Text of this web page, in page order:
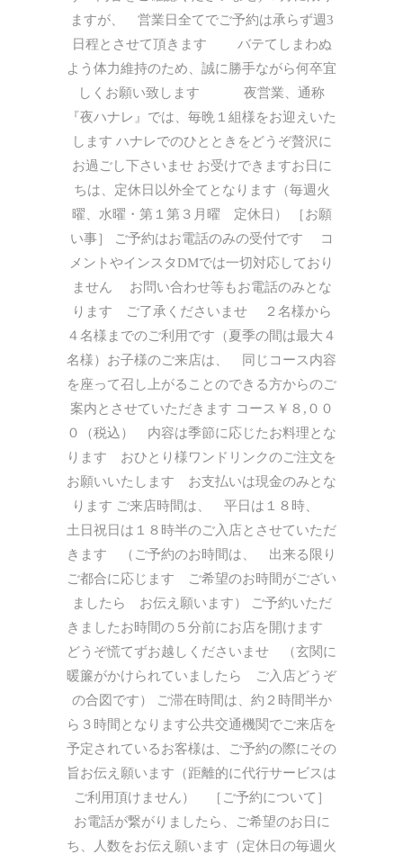
ますが、 営業日全てでご予約は承らず週3
日程とさせて頂きます バテてしまわぬ
よう体力維持のため、誠に勝手ながら何卒宜
しくお願い致します 夜営業、通称
『夜ハナレ』では、毎晩１組様をお迎えいた
します ハナレでのひとときをどうぞ贅沢に
お過ごし下さいませ お受けできますお日に
ちは、定休日以外全てとなります（毎週火
曜、水曜・第１第３月曜 定休日） ［お願
い事］ ご予約はお電話のみの受付です コ
メントやインスタDMでは一切対応しており
ません お問い合わせ等もお電話のみとな
ります ご了承くださいませ ２名様から
４名様までのご利用です（夏季の間は最大４
名様）お子様のご来店は、 同じコース内容
を座って召し上がることのできる方からのご
案内とさせていただきます コース￥８,００
０（税込） 内容は季節に応じたお料理とな
ります おひとり様ワンドリンクのご注文を
お願いいたします お支払いは現金のみとな
ります ご来店時間は、 平日は１８時、
土日祝日は１８時半のご入店とさせていただ
きます （ご予約のお時間は、 出来る限り
ご都合に応じます ご希望のお時間がござい
ましたら お伝え願います） ご予約いただ
きましたお時間の５分前にお店を開けます
どうぞ慌てずお越しくださいませ （玄関に
暖簾がかけられていましたら ご入店どうぞ
の合図です） ご滞在時間は、約２時間半か
ら３時間となります公共交通機関でご来店を
予定されているお客様は、ご予約の際にその
旨お伝え願います（距離的に代行サービスは
ご利用頂けません） ［ご予約について］
お電話が繋がりましたら、ご希望のお日に
ち、人数をお伝え願います（定休日の毎週火